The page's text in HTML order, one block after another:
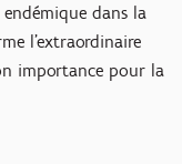
dans la
l'extraordinaire
importance pour la